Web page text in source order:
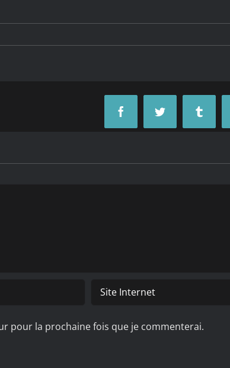
FacebookTwitter Tumblr
pour la prochaine fois que je commenterai.